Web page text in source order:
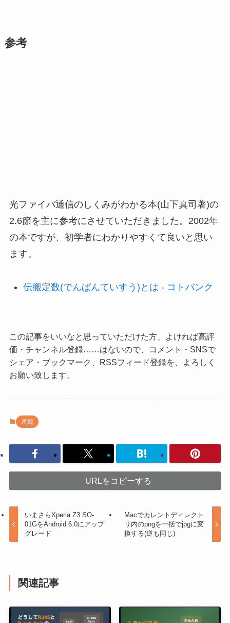
参考
光ファイバ通信のしくみがわかる本(山下真司著)の
2.6節を主に参考にさせていただきました。2002年
の本ですが、初学者にわかりやすくて良いと思い
ます。
伝搬定数(でんぱんていすう)とは - コトバンク
この記事をいいなと思っていただけた方、よければ高評
価・チャンネル登録……はないので、コメント・SNSで
シェア・ブックマーク、RSSフィード登録を、よろしく
お願い致します。
連載
URLをコピーする
いまさらXperia Z3 SO-
01GをAndroid 6.0にアップ
グレード
Macでカレントディレクト
リ内のpngを一括でjpgに変
換する(逆も同じ)
関連記事